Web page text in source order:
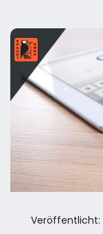
Veröffentlicht: